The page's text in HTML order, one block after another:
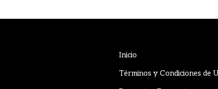
Inicio
Términos y Condiciones de